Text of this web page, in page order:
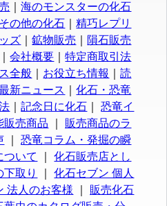
｜海のモンスターの化石
その他の化石 ｜精巧レプリ
ズ ｜鉱物販売
隕石販売
｜会社概要 ｜特定商取引法
全般 お役立ち情報 ｜読
新ニュース ｜化石・恐竜
｜記念日に化石 ｜恐竜イ
販売商品
販売商品のラ
｜恐竜コラム・発掘の瞬
ついて ｜化石販売店とし
下取り ｜化石セブン 個人
法人のお客様
販売化石